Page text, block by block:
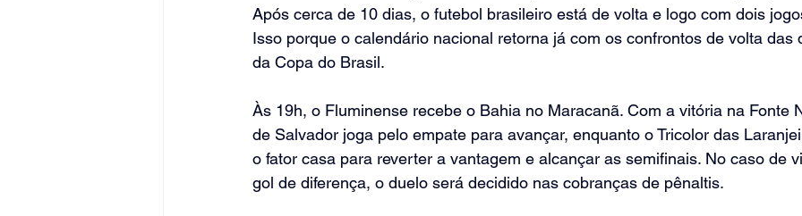
Após cerca de 10 dias, o futebol brasileiro está de volta e logo com dois
Isso porque o calendário nacional retorna já com os confrontos de volta das
da Copa do Brasil.
Às 19h, o Fluminense recebe o Bahia no Maracanã. Com a vitória na Fonte
de Salvador joga pelo empate para avançar, enquanto o Tricolor das
o fator casa para reverter a vantagem e alcançar as semifinais. No caso de
gol de diferença, o duelo será decidido nas cobranças de pênaltis.